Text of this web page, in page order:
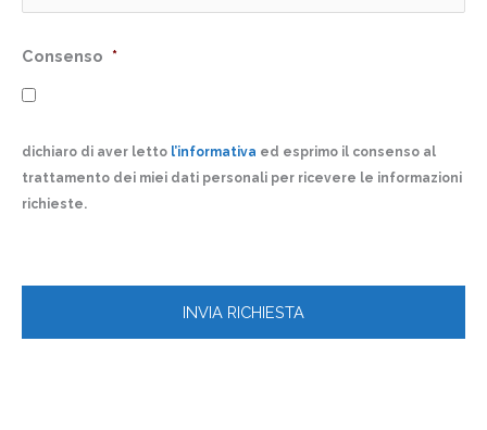
Consenso *
dichiaro di aver letto l’informativa ed esprimo il consenso al
trattamento dei miei dati personali per ricevere le informazioni
richieste.